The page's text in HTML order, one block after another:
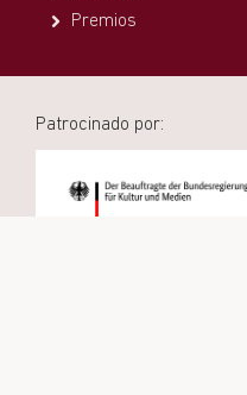
Premios
Patrocinado por: